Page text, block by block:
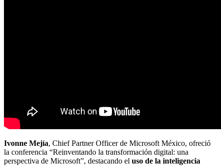
Ivonne Mejía, Chief Partner Officer de Microsoft México, ofreció
la conferencia “Reinventando la transformación digital: una
perspectiva de Microsoft”, destacando el uso de la inteligencia